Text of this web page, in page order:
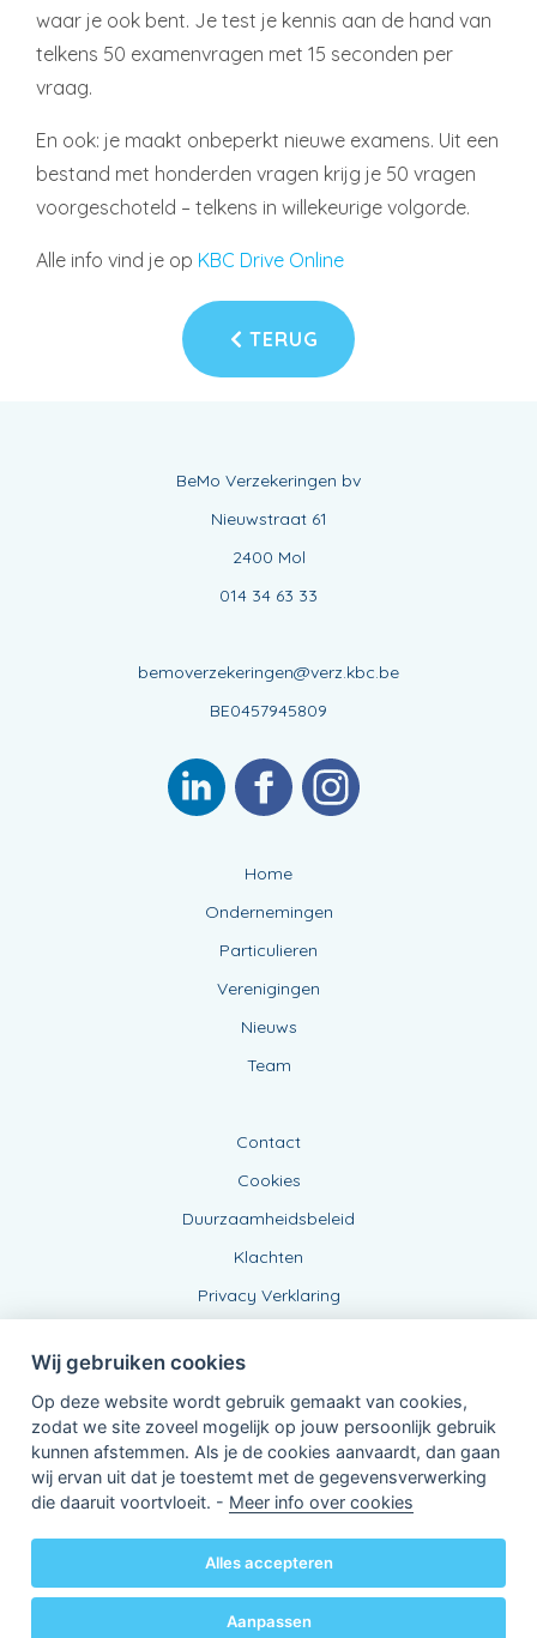
waar je ook bent. Je test je kennis aan de hand van
telkens 50 examenvragen met 15 seconden per
vraag.
En ook: je maakt onbeperkt nieuwe examens. Uit een
bestand met honderden vragen krijg je 50 vragen
voorgeschoteld – telkens in willekeurige volgorde.
Alle info vind je op KBC Drive Online
TERUG
BeMo Verzekeringen bv
Nieuwstraat 61
2400 Mol
014 34 63 33
bemoverzekeringen@verz.kbc.be
BE0457945809
Home
Ondernemingen
Particulieren
Verenigingen
Nieuws
Team
Contact
Cookies
Duurzaamheidsbeleid
Klachten
Privacy Verklaring
Verbonden Agent, BE0457945809
van KBC Verzekeringen nv
3000 Leuven - Belgie
BTW BE 0403.552.563 - RPR Leuven
Powered byKBC-Agent(versie 3.21.0)
© 2026 alle rechten voorbehouden
Wij gebruiken cookies
Op deze website wordt gebruik gemaakt van cookies,
zodat we site zoveel mogelijk op jouw persoonlijk gebruik
kunnen afstemmen. Als je de cookies aanvaardt, dan gaan
wij ervan uit dat je toestemt met de gegevensverwerking
die daaruit voortvloeit. - Meer info over cookies
Alles accepteren
Aanpassen